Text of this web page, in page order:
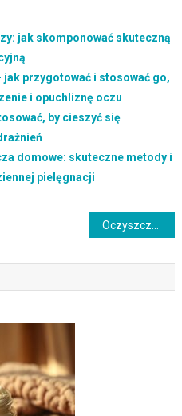
jak skomponować skuteczną
przygotować i stosować go,
i opuchliznę oczu
by cieszyć się
domowe: skuteczne metody i
pielęgnacji